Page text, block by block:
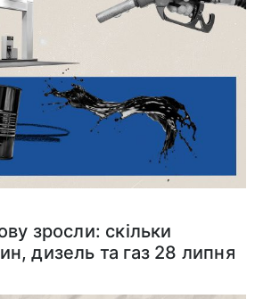
зросли: скільки
дизель та газ 28 липня